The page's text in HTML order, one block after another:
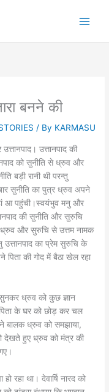
बनने की
/ By KARMASU
उत्तानपाद की
को सुनीति से ध्रुव और
बड़ी रानी थी परन्तु
सुनीति का पुत्र ध्रुव अपने
आ पहुंची।स्वयंभुव मनु और
की सुनीति और सुरुचि
ध्रुव और सुरुचि से उत्तम नामक
उत्तानपाद का प्रेम सुरुचि के
की गोद में बैठा खेल रहा
ध्रुव को कुछ ज्ञान
के घर को छोड़ कर चल
ने बालक ध्रुव को समझाया,
देखते हुए ध्रुव को मंत्र की
रहा था। देवार्षि नारद को